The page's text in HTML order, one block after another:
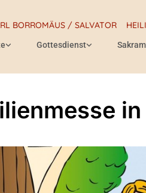
BORROMÄUS / SALVATOR
Gottesdienst